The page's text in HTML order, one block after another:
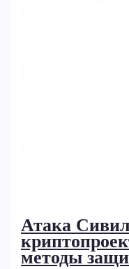
Атака
методы